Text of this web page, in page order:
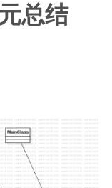
总结